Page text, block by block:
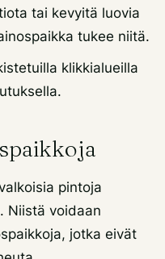
tai kevyitä luovia
tukee niitä.
klikkialueilla
pintoja
Niistä voidaan
jotka eivät